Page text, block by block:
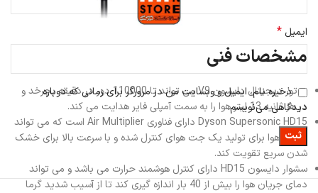
مشخصات فنی
موتور دیجیتال دایسون V9 می تواند تا 110000 دور در دقیقه بچرخد و
در هر ثانیه 13 لیتر هوا را به سمت آمپلی فایر هدایت می کند.
Dyson Supersonic HD15 دارای فناوری Air Multiplier است که می تواند
جریان هوا برای تولید یک جت هوای کنترل شده و با سرعت بالا برای خشک
شدن سریع تقویت کند.
سشوار دایسون HD15 دارای کنترل هوشمند حرارت می باشد و می تواند
دمای جریان هوا را بیش از 40 بار اندازه گیری کند تا از آسیب شدید گرما
ایمیل *
ذخیره نام، ایمیل و وبسایت من در مرورگر برای زمانی که دوباره
دیدگاهی می‌نویسم.